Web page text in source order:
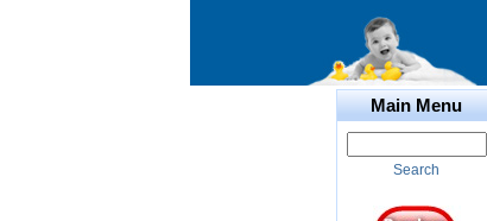
Main Menu
Search